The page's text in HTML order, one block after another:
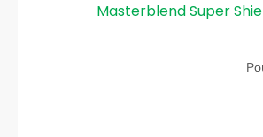
Masterblend Super